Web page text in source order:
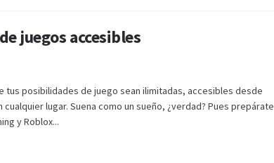
juegos accesibles
tus posibilidades de juego sean ilimitadas, accesibles desde
lugar. Suena como un sueño, ¿verdad? Pues prepárate
y Roblox...